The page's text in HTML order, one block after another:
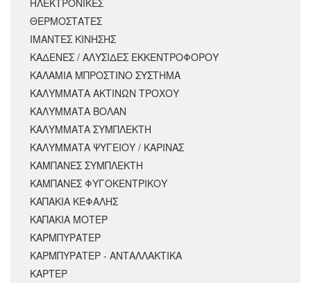
ΘΕΡΜΟΣΤΑΤΕΣ
ΙΜΑΝΤΕΣ ΚΙΝΗΣΗΣ
ΚΑΔΕΝΕΣ / ΑΛΥΣΙΔΕΣ ΕΚΚΕΝΤΡΟΦΟΡΟΥ
ΚΑΛΑΜΙΑ ΜΠΡΟΣΤΙΝΟ ΣΥΣΤΗΜΑ
ΚΑΛΥΜΜΑΤΑ ΑΚΤΙΝΩΝ ΤΡΟΧΟΥ
ΚΑΛΥΜΜΑΤΑ ΒΟΛΑΝ
ΚΑΛΥΜΜΑΤΑ ΣΥΜΠΛΕΚΤΗ
ΚΑΛΥΜΜΑΤΑ ΨΥΓΕΙΟΥ / ΚΑΡΙΝΑΣ
ΚΑΜΠΑΝΕΣ ΣΥΜΠΛΕΚΤΗ
ΚΑΜΠΑΝΕΣ ΦΥΓΟΚΕΝΤΡΙΚΟΥ
ΚΑΠΑΚΙΑ ΚΕΦΑΛΗΣ
ΚΑΠΑΚΙΑ ΜΟΤΕΡ
ΚΑΡΜΠΥΡΑΤΕΡ
ΚΑΡΜΠΥΡΑΤΕΡ - ΑΝΤΑΛΛΑΚΤΙΚΑ
ΚΑΡΤΕΡ